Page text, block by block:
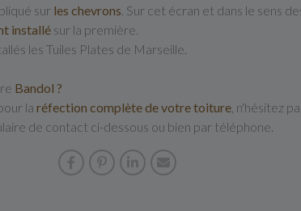
sur les chevrons . Sur cet écran et dans le sens
installé sur la première.
les Tuiles Plates de Marseille.
Bandol ?
la réfection complète de votre toiture , n'hésitez
de contact ci-dessous ou bien par téléphone.